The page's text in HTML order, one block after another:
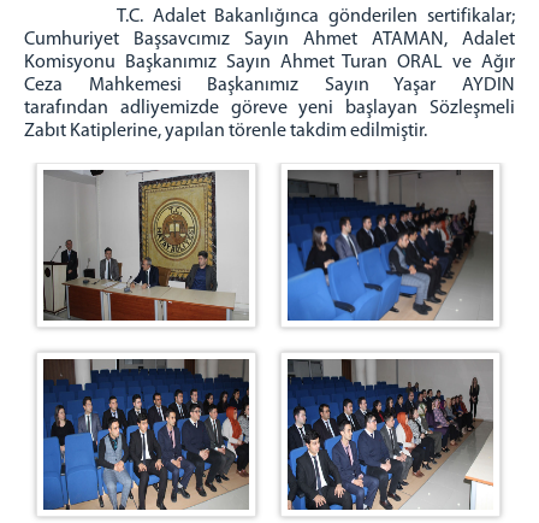
ADLİ DESTEK ve MAĞDUR HİZMETLERİ MÜDÜRLÜĞÜ
CEZA İNFAZ KURUMLARI
HATAY T TİPİ KAPALI ve AÇIK CEZA İNFAZ KURUMU
HATAY AÇIK CEZA İNFAZ KURUMU
HATAY ÇOCUK ve GENÇLİK KAPALI CEZA İNFAZ
KURUMU
BİLİRKİŞİ LİSTELERİ
2026 YILI TERCÜMAN LİSTESİ
MÜLHAKAT ADLİYELER
ALTINÖZÜ ADLİYESİ
SAMANDAĞ ADLİYESİ
YAYLADAĞI ADLİYESİ
YEMEK MENÜSÜ
C. BAŞSAVCILIĞI
C. BAŞSAVCIMIZ
C. BAŞSAVCI VEKİLİMİZ
T.C. Adalet Bakanlığınca gönderilen sertifikalar;
Cumhuriyet Başsavcımız Sayın Ahmet ATAMAN, Adalet
Komisyonu Başkanımız Sayın Ahmet Turan ORAL ve Ağır
Ceza Mahkemesi Başkanımız Sayın Yaşar AYDIN
tarafından adliyemizde göreve yeni başlayan Sözleşmeli
Zabıt Katiplerine, yapılan törenle takdim edilmiştir.